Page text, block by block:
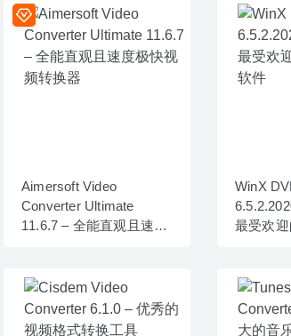
Aimersoft Video
Converter Ultimate
11.6.7 – 全能直观且速度
WinX
最受欢